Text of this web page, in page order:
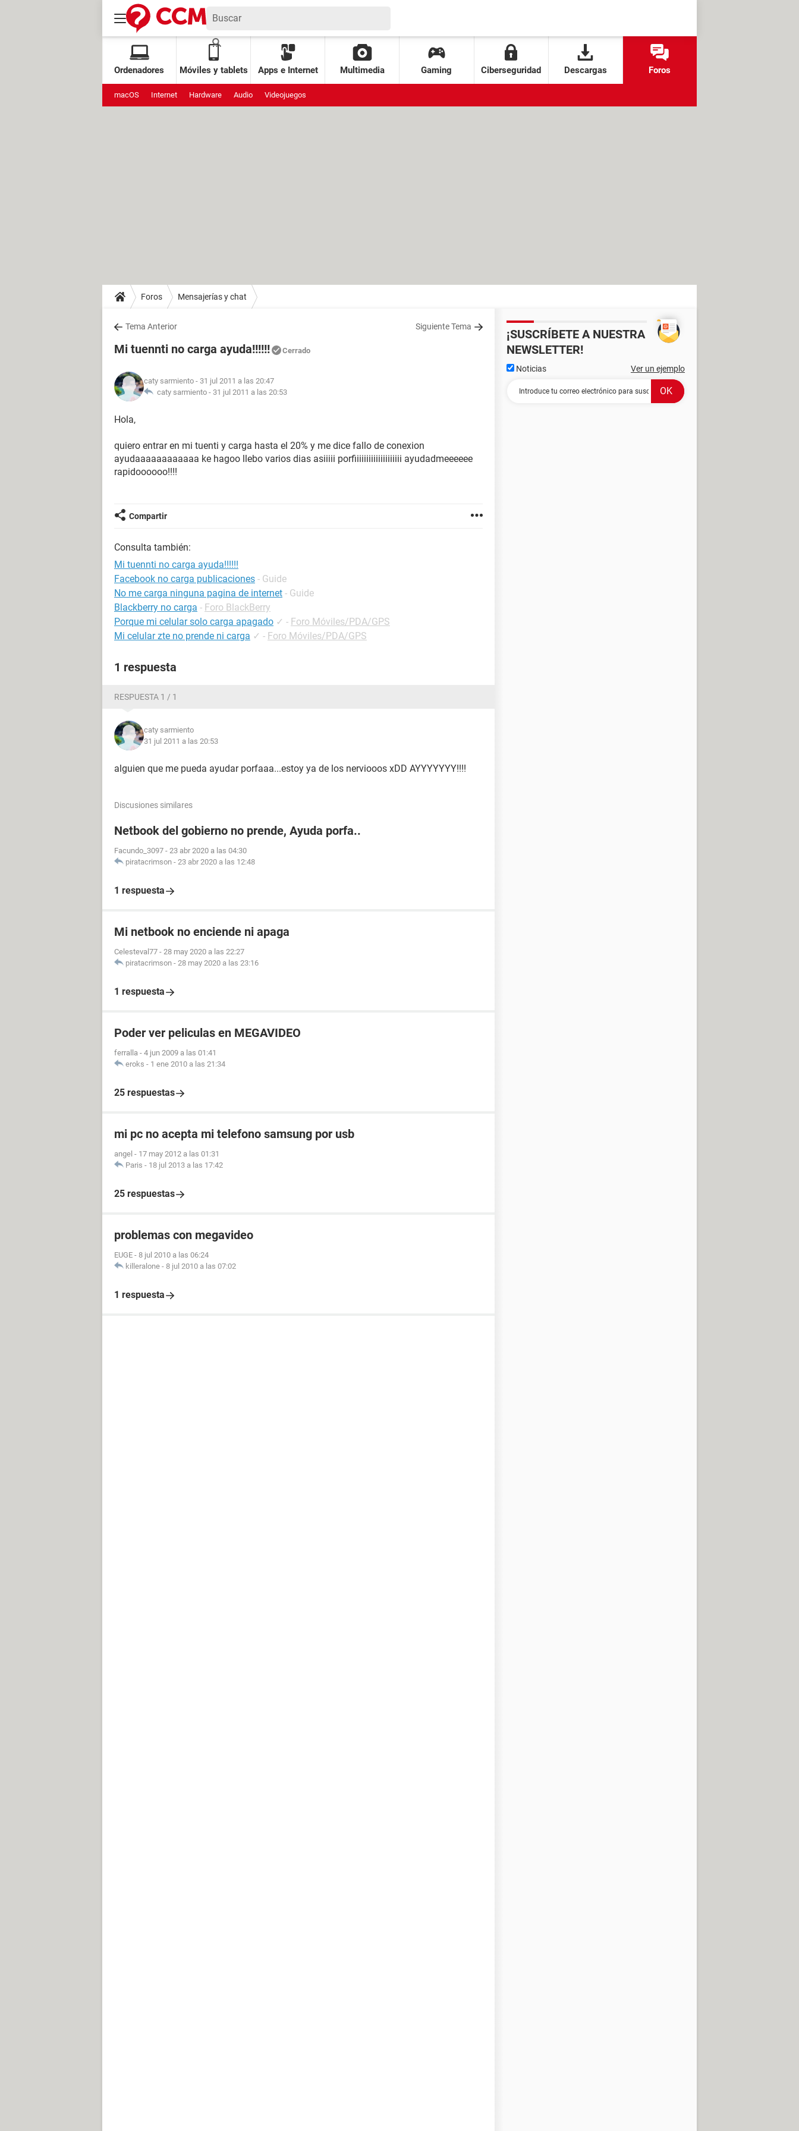
Ordenadores Móviles y tablets Apps e Internet Multimedia Gaming Ciberseguridad Descargas Foros
macOS Internet Hardware Audio Videojuegos
Foros Mensajerías y chat
Tema Anterior Siguiente Tema
Mi tuennti no carga ayuda!!!!!! Cerrado
caty sarmiento - 31 jul 2011 a las 20:47
caty sarmiento - 31 jul 2011 a las 20:53
Hola,
quiero entrar en mi tuenti y carga hasta el 20% y me dice fallo de conexion
ayudaaaaaaaaaaaa ke hagoo llebo varios dias asiiiii porfiiiiiiiiiiiiiiiiiiii ayudadmeeeeee
rapidoooooo!!!!
Compartir
Consulta también:
Mi tuennti no carga ayuda!!!!!!
Facebook no carga publicaciones - Guide
No me carga ninguna pagina de internet - Guide
Blackberry no carga - Foro BlackBerry
Porque mi celular solo carga apagado ✓ - Foro Móviles/PDA/GPS
Mi celular zte no prende ni carga ✓ - Foro Móviles/PDA/GPS
1 respuesta
RESPUESTA 1 / 1
caty sarmiento
31 jul 2011 a las 20:53
alguien que me pueda ayudar porfaaa...estoy ya de los nerviooos xDD AYYYYYYY!!!!
Discusiones similares
Netbook del gobierno no prende, Ayuda porfa..
Facundo_3097 - 23 abr 2020 a las 04:30
piratacrimson - 23 abr 2020 a las 12:48
1 respuesta
Mi netbook no enciende ni apaga
Celesteval77 - 28 may 2020 a las 22:27
piratacrimson - 28 may 2020 a las 23:16
1 respuesta
Poder ver peliculas en MEGAVIDEO
ferralla - 4 jun 2009 a las 01:41
eroks - 1 ene 2010 a las 21:34
25 respuestas
mi pc no acepta mi telefono samsung por usb
angel - 17 may 2012 a las 01:31
Paris - 18 jul 2013 a las 17:42
25 respuestas
problemas con megavideo
EUGE - 8 jul 2010 a las 06:24
killeralone - 8 jul 2010 a las 07:02
1 respuesta
¡SUSCRÍBETE A NUESTRA
NEWSLETTER!
Noticias Ver un ejemplo